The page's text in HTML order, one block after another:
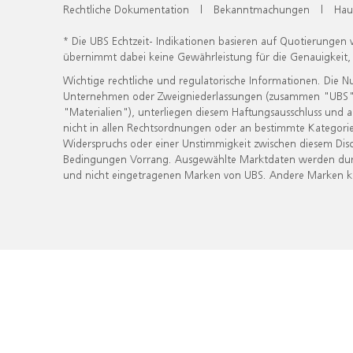
Rechtliche Dokumentation | Bekanntmachungen |
* Die UBS Echtzeit- Indikationen basieren auf
übernimmt dabei keine Gewährleistung für die
Wichtige rechtliche und regulatorische Informationen. Die
Unternehmen oder Zweigniederlassungen (zusammen
"Materialien"), unterliegen diesem Haftungsausschluss
nicht in allen Rechtsordnungen oder an bestimmte
Widerspruchs oder einer Unstimmigkeit zwischen diesem
Bedingungen Vorrang. Ausgewählte Marktdaten werden
und nicht eingetragenen Marken von UBS. Andere Marken